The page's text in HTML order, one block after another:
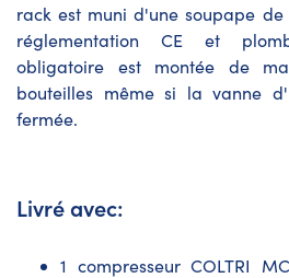
rack est muni d'une soupape
réglementation CE et
obligatoire est montée de
bouteilles même si la vanne
fermée.
Livré avec:
1 compresseur COLTRI